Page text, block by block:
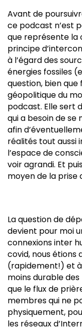
Avant de
ce podcast n’est
que représente la
principe
à l’égard des
énergies fossiles
question, bien
géopolitique du
podcast. Elle sert
qui a besoin de se
afin
réalités tout aussi
l’espace de
voir agrandi. Et
moyen de la prise
La question de
devient pour moi
connexions inter
covid, nous étions
(rapidement!) et
moins durable
que le flux de
membres qui ne
physiquement,
les réseaux